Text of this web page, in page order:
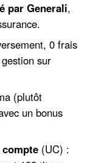
par Generali,
0 frais
sur
(plutôt
un bonus
(UC) :